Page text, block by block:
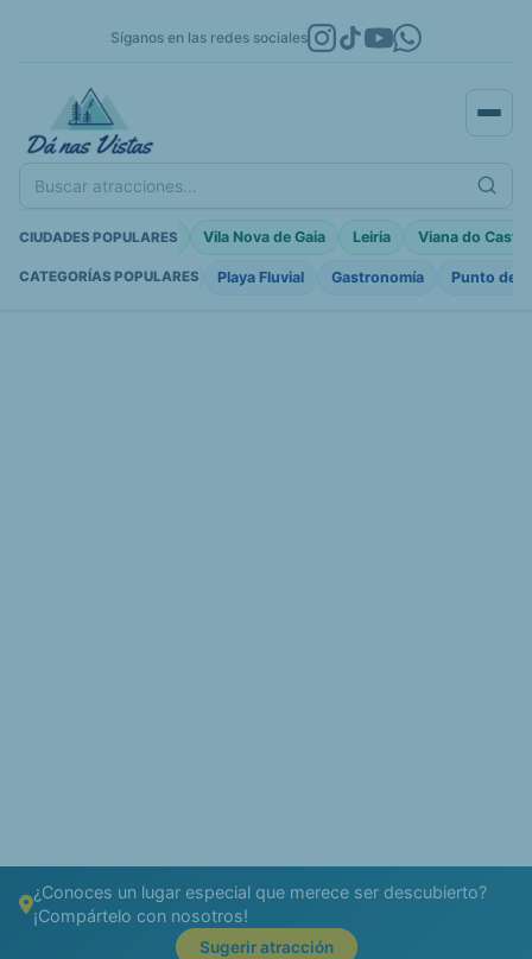
Síganos en las redes sociales
Buscar atracciones...
CIUDADES POPULARES
Porto Moniz Braga Vila Nova de Gaia Leiria Viana do
CATEGORÍAS POPULARES
Fortificaciones Iglesia Playa Fluvial Gastronomía Punto de
¿Conoces un lugar especial que merece ser descubierto?
¡Compártelo con nosotros!
Sugerir atracción